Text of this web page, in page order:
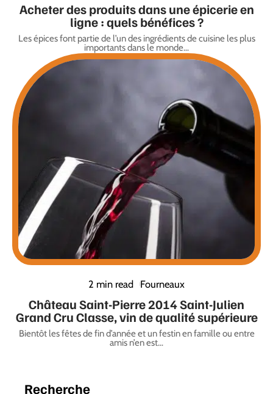
Acheter des produits dans une épicerie en
ligne : quels bénéfices ?
Les épices font partie de l’un des ingrédients de cuisine les plus
importants dans le monde…
2 min read Fourneaux
Château Saint-Pierre 2014 Saint-Julien
Grand Cru Classe, vin de qualité supérieure
Bientôt les fêtes de fin d’année et un festin en famille ou entre
amis n’en est…
Recherche